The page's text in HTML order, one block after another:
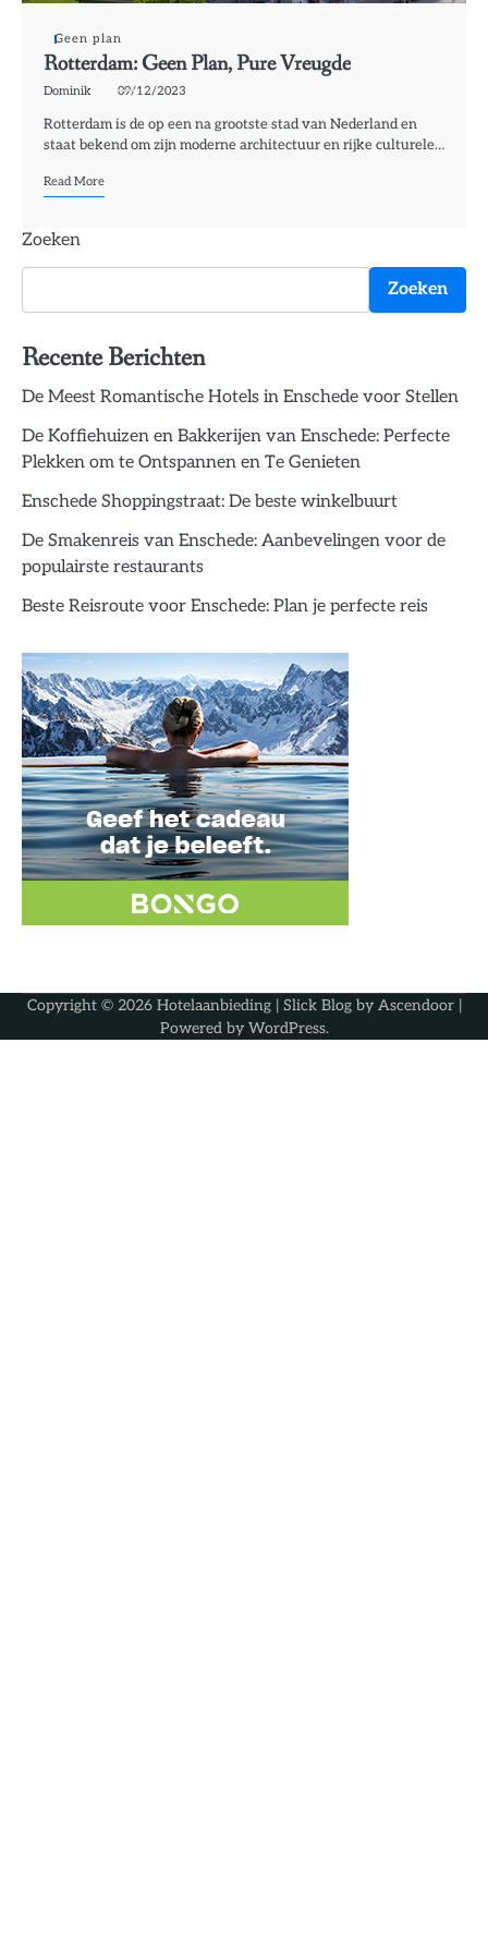
Geen plan
Rotterdam: Geen Plan, Pure Vreugde
Dominik 09/12/2023
Rotterdam is de op een na grootste stad van Nederland en
staat bekend om zijn moderne architectuur en rijke culturele…
Read More
Zoeken
Zoeken
Recente Berichten
De Meest Romantische Hotels in Enschede voor Stellen
De Koffiehuizen en Bakkerijen van Enschede: Perfecte
Plekken om te Ontspannen en Te Genieten
Enschede Shoppingstraat: De beste winkelbuurt
De Smakenreis van Enschede: Aanbevelingen voor de
populairste restaurants
Beste Reisroute voor Enschede: Plan je perfecte reis
Copyright © 2026 Hotelaanbieding| Slick Blog by Ascendoor|
Powered by WordPress.